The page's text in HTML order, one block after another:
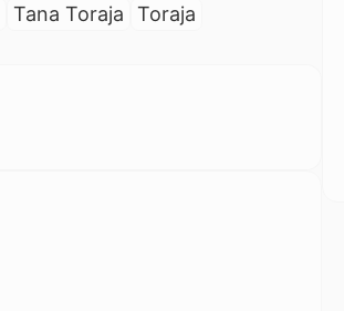
Tana Toraja
Toraja